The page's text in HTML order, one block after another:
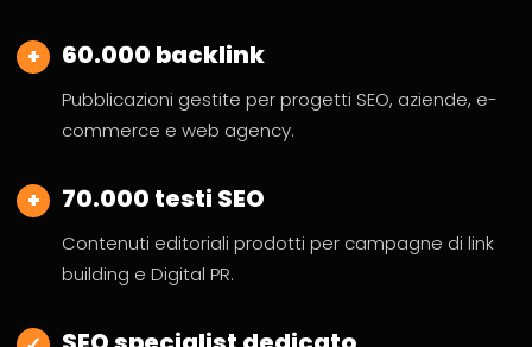
+ 60.000 backlink
Pubblicazioni gestite per progetti SEO, aziende, e-
commerce e web agency.
+ 70.000 testi SEO
Contenuti editoriali prodotti per campagne di link
building e Digital PR.